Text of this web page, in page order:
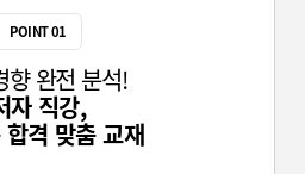
POINT 01
향 완전 분석!
자 직강,
격 맞춤 교재